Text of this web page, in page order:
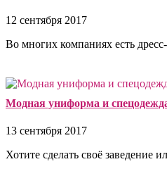
12 сентября 2017
Во многих компаниях есть
Модная униформа и
13 сентября 2017
Хотите сделать своё заведение